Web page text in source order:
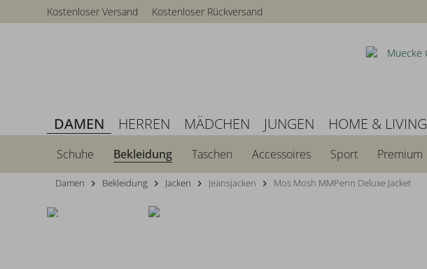
Kostenloser Versand Kostenloser Rückversand
DAMEN HERREN MÄDCHEN JUNGEN HOME & LIVING
Schuhe Bekleidung Taschen Accessoires Sport Premium
Damen Bekleidung Jacken Jeansjacken Mos Mosh MMPenn Deluxe Jacket